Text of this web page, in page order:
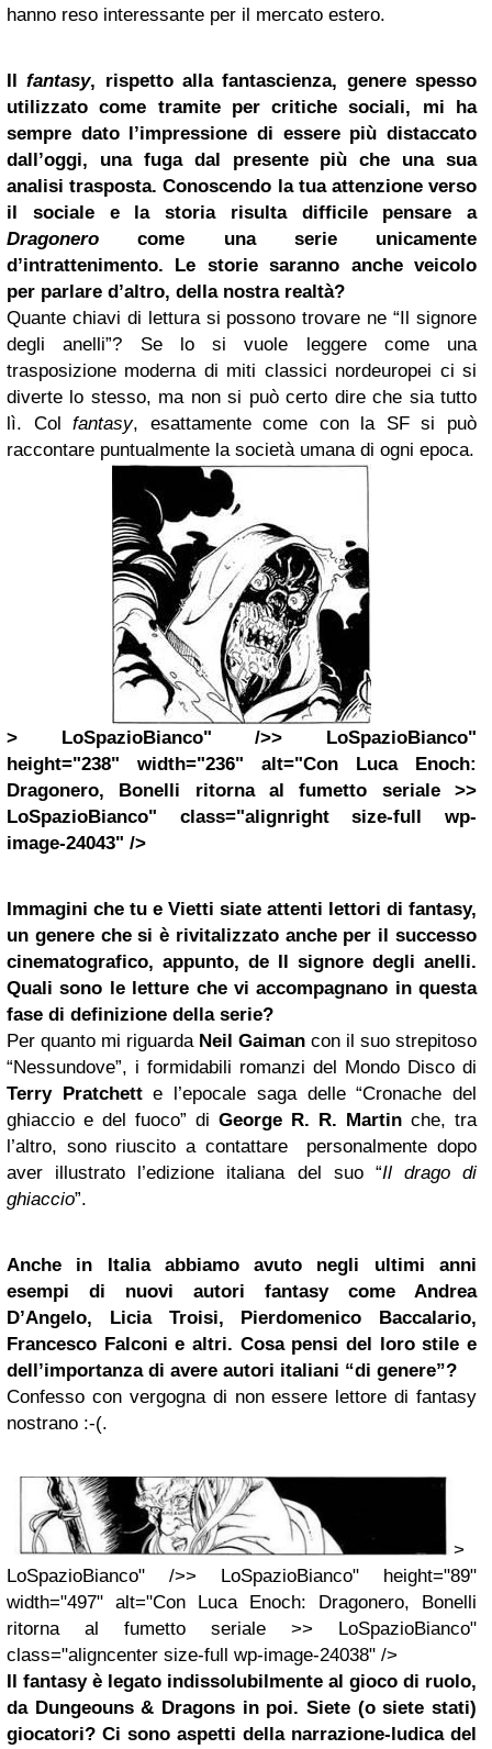
hanno reso interessante per il mercato estero.
Ilfantasy, rispetto alla fantascienza, genere spesso
utilizzato come tramite per critiche sociali, mi ha
sempre dato l’impressione di essere più distaccato
dall’oggi, una fuga dal presente più che una sua
analisi trasposta. Conoscendo la tua attenzione verso
il sociale e la storia risulta difficile pensare a
Dragonero come una serie unicamente
d’intrattenimento. Le storie saranno anche veicolo
per parlare d’altro, della nostra realtà?
Quante chiavi di lettura si possono trovare ne “Il signore
degli anelli”? Se lo si vuole leggere come una
trasposizione moderna di miti classici nordeuropei ci si
diverte lo stesso, ma non si può certo dire che sia tutto
lì. Colfantasy, esattamente come con la SF si può
raccontare puntualmente la società umana di ogni epoca.
> LoSpazioBianco" />> LoSpazioBianco"
height="238" width="236" alt="Con Luca Enoch:
Dragonero, Bonelli ritorna al fumetto seriale >>
LoSpazioBianco" class="alignright size-full wp-
image-24043" />
Immagini che tu e Vietti siate attenti lettori di fantasy,
un genere che si è rivitalizzato anche per il successo
cinematografico, appunto, de Il signore degli anelli.
Quali sono le letture che vi accompagnano in questa
fase di definizione della serie?
Per quanto mi riguarda Neil Gaiman con il suo strepitoso
“Nessundove”, i formidabili romanzi del Mondo Disco di
Terry Pratchette l’epocale saga delle “Cronache del
ghiaccio e del fuoco” di George R. R. Martin che, tra
l’altro, sono riuscito a contattare personalmente dopo
aver illustrato l’edizione italiana del suo “Il drago di
ghiaccio”.
Anche in Italia abbiamo avuto negli ultimi anni
esempi di nuovi autori fantasy come Andrea
D’Angelo, Licia Troisi, Pierdomenico Baccalario,
Francesco Falconi e altri. Cosa pensi del loro stile e
dell’importanza di avere autori italiani “di genere”?
Confesso con vergogna di non essere lettore di fantasy
nostrano :-(.
>
LoSpazioBianco" />> LoSpazioBianco" height="89"
width="497" alt="Con Luca Enoch: Dragonero, Bonelli
ritorna al fumetto seriale >> LoSpazioBianco"
class="aligncenter size-full wp-image-24038" />
Il fantasy è legato indissolubilmente al gioco di ruolo,
da Dungeouns & Dragons in poi. Siete (o siete stati)
giocatori? Ci sono aspetti della narrazione-ludica del